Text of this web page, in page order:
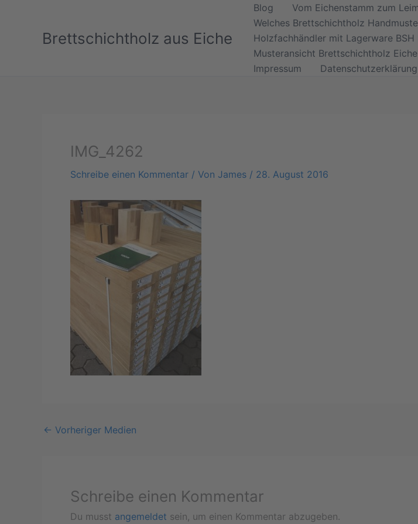
Brettschichtholz aus Eiche
Blog
Vom Eichenstamm zum
Welches Brettschichtholz
Holzfachhändler mit Lagerware BSH
Musteransicht Brettschichtholz Eiche
Impressum
Datenschutzerklärung
IMG_4262
Schreibe einen Kommentar / Von James / 28. August 2016
← Vorheriger Medien
Schreibe einen Kommentar
Du musst angemeldet sein, um einen Kommentar abzugeben.